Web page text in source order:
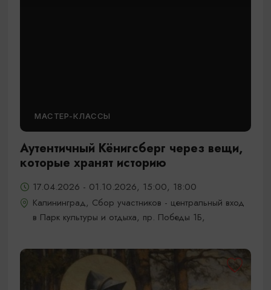
МАСТЕР-КЛАССЫ
Аутентичный Кёнигсберг через вещи,
которые хранят историю
17.04.2026 - 01.10.2026, 15:00, 18:00
Калининград, Сбор участников - центральный вход
в Парк культуры и отдыха, пр. Победы 1Б,